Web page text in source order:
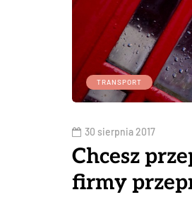
TRANSPORT
30 sierpnia 2017
Chcesz
firmy